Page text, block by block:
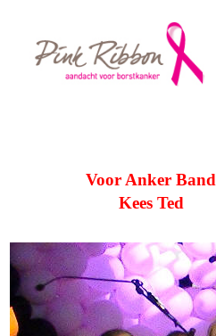
Voor Anker Band
Kees Ted